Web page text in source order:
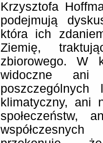
Krzysztofa
podejmują
która ich
Ziemię,
zbiorowego. W
widoczne ani
klimatyczny, ani
społeczeństw,